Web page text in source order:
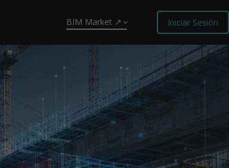
BIM Market ↗ Iniciar Sesión